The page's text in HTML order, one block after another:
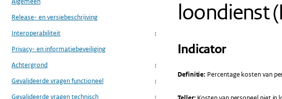
Release- en versiebeschrijving
Interoperabiliteit
...
Privacy- en informatiebeveiliging
Achtergrond
...
Gevalideerde vragen functioneel ...
Gevalideerde vragen technisch ...
loondienst
Indicator
Definitie: Percentage kosten van